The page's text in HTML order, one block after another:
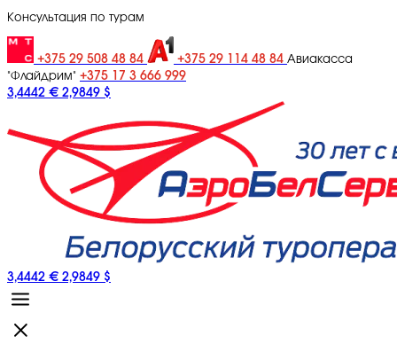
Консультация по турам
+375 29 508 48 84 +375 29 114 48 84 Авиакасса
"Флайдрим" +375 17 3 666 999
3,4442 € 2,9849 $
3,4442 € 2,9849 $